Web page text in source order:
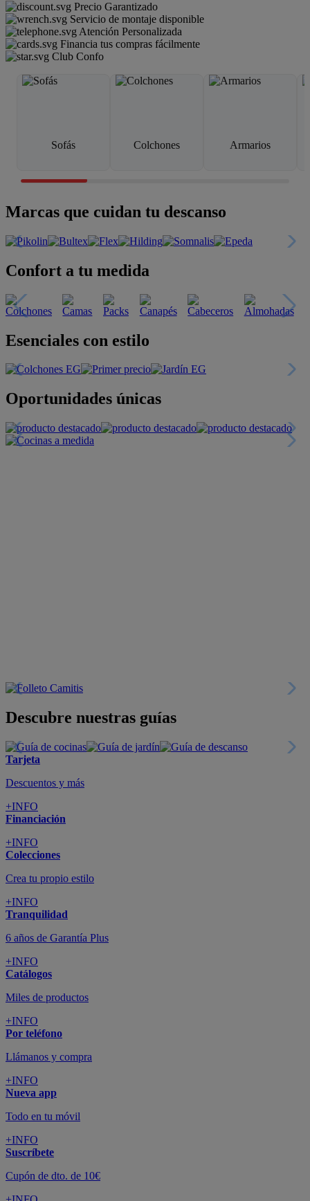
Precio Garantizado
Servicio de montaje disponible
Atención Personalizada
Financia tus compras fácilmente
Club Confo
Sofás Colchones Armarios
Marcas que cuidan tu descanso
Confort a tu medida
Esenciales con estilo
Oportunidades únicas
Descubre nuestras guías
Tarjeta
Descuentos y más
+INFO
Financiación
+INFO
Colecciones
Crea tu propio estilo
+INFO
Tranquilidad
6 años de Garantía Plus
+INFO
Catálogos
Miles de productos
+INFO
Por teléfono
Llámanos y compra
+INFO
Nueva app
Todo en tu móvil
+INFO
Suscríbete
Cupón de dto. de 10€